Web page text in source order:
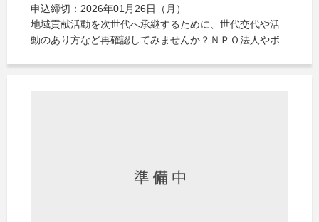
申込締切：2026年01月26日（月）
地域貢献活動を次世代へ承継するために、世代交代や活
動のあり方など再確認してみませんか？ＮＰＯ法人やボ...